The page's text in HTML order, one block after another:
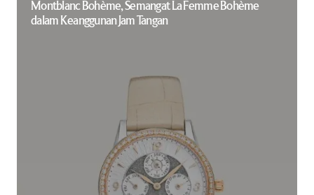
Montblanc Bohème, Semangat La Femme Bohème
dalam Keanggunan Jam Tangan